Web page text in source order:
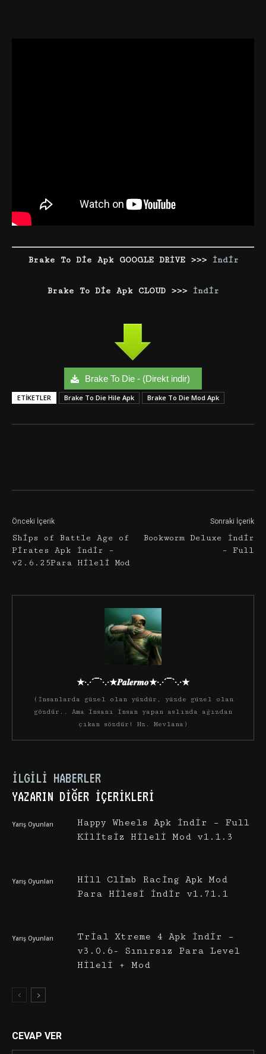
Brake To Die Apk GOOGLE DRİVE >>>İndir
Brake To Die Apk CLOUD >>> İndir
Brake To Die - (Direkt indir)
ETIKETLER Brake To Die Hile Apk Brake To Die Mod Apk
Önceki İçerik
Ships of Battle Age of
Pirates Apk İndir –
v2.6.25Para Hileli Mod
Sonraki İçerik
Bookworm Deluxe İndir
– Full
★·.·´¯`·.·★𝑷𝒂𝒍𝒆𝒓𝒎𝒐★·.·´¯`·.·★
(İnsanlarda güzel olan yüzdür, yüzde güzel olan
gözdür.. Ama insanı insan yapan aslında ağızdan
çıkan sözdür! Hz. Mevlana)
İLGILI HABERLER
YAZARIN DIĞER İÇERIKLERI
Yarış Oyunları
Happy Wheels Apk İndir – Full
Kilitsiz Hileli Mod v1.1.3
Yarış Oyunları
Hill Climb Racing Apk Mod
Para Hilesi İndir v1.71.1
Yarış Oyunları
Trial Xtreme 4 Apk İndir –
v3.0.6- Sınırsız Para Level
Hileli + Mod
CEVAP VER